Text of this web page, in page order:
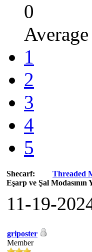
0
Average
1
2
3
4
5
Threaded
Shecarf:
Eşarp ve Şal Modasının
11-19-
griposter
Member